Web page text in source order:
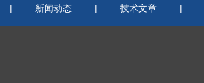
| 新闻动态 | 技术文章 |